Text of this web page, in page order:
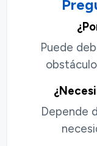
Puede
Depende